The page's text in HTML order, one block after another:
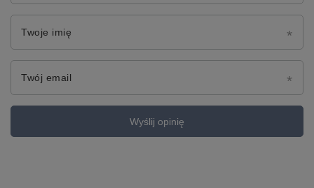
Twoje imię
Twój email
Wyślij opinię